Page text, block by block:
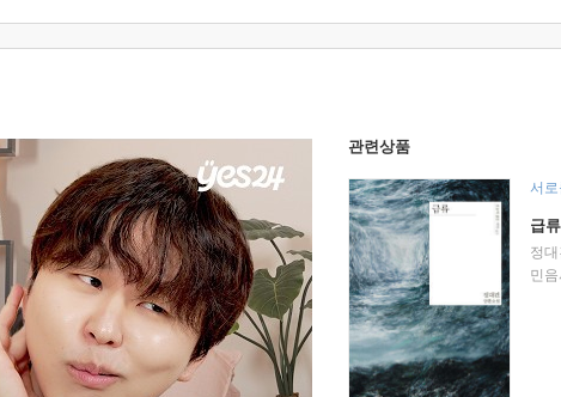
관련상품
서
급류
정대
민